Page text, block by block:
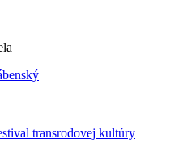
transrodovej kultúry